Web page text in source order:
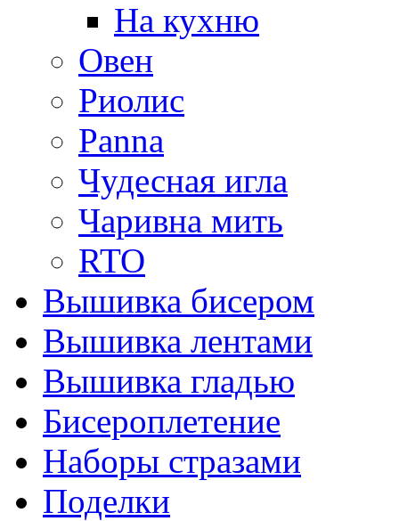
На кухню
Овен
Риолис
Panna
Чудесная игла
Чаривна мить
RTO
Вышивка бисером
Вышивка лентами
Вышивка гладью
Бисероплетение
Наборы стразами
Поделки